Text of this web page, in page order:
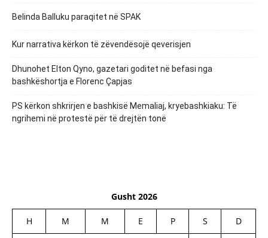
Belinda Balluku paraqitet në SPAK
Kur narrativa kërkon të zëvendësojë qeverisjen
Dhunohet Elton Qyno, gazetari goditet në befasi nga
bashkëshortja e Florenc Çapjas
PS kërkon shkrirjen e bashkisë Memaliaj, kryebashkiaku: Të
ngrihemi në protestë për të drejtën tonë
Gusht 2026
H M M E P S D